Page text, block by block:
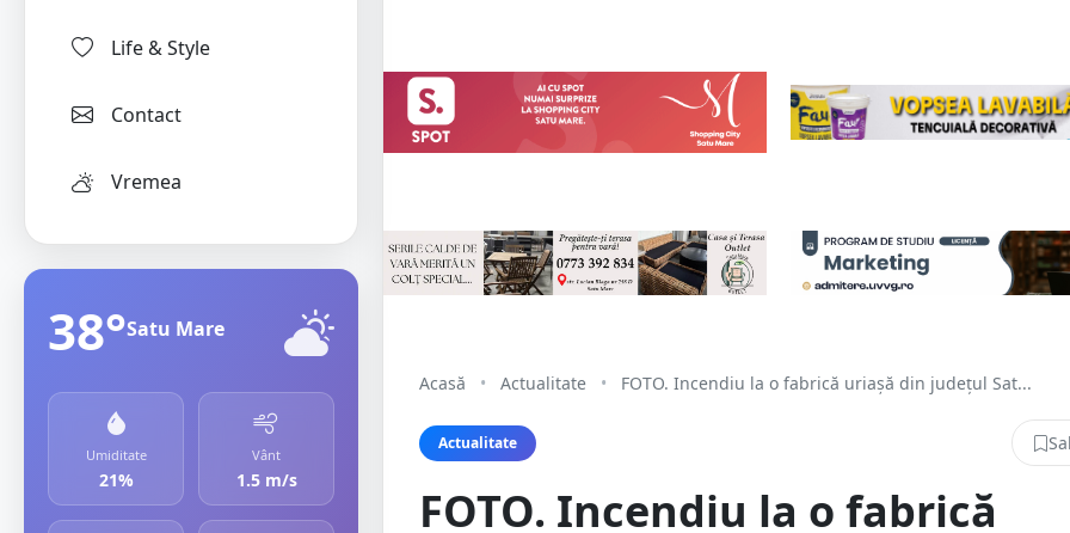
Life & Style
Contact
Vremea
38°Satu Mare
Umiditate
21%
Vânt
1.5 m/s
Acasă • Actualitate • FOTO. Incendiu la o fabrică uriașă din județul Sat...
Actualitate
FOTO. Incendiu la o fabrică